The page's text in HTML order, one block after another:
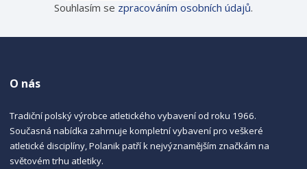
Souhlasím se zpracováním osobních údajů.
O nás
Tradiční polský výrobce atletického vybavení od roku 1966.
Současná nabídka zahrnuje kompletní vybavení pro veškeré
atletické disciplíny, Polanik patří k nejvýznamějším značkám na
světovém trhu atletiky.